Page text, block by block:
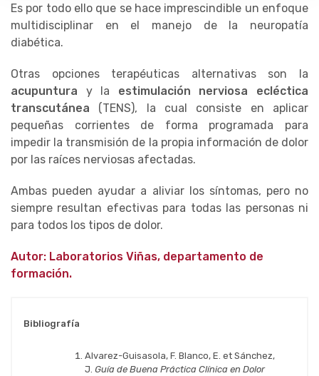
Es por todo ello que se hace imprescindible un enfoque
multidisciplinar en el manejo de la neuropatía
diabética.
Otras opciones terapéuticas alternativas son la
acupuntura y la estimulación nerviosa ecléctica
transcutánea (TENS), la cual consiste en aplicar
pequeñas corrientes de forma programada para
impedir la transmisión de la propia información de dolor
por las raíces nerviosas afectadas.
Ambas pueden ayudar a aliviar los síntomas, pero no
siempre resultan efectivas para todas las personas ni
para todos los tipos de dolor.
Autor: Laboratorios Viñas, departamento de
formación.
Bibliografía
Alvarez-Guisasola, F. Blanco, E. et Sánchez,
J. Guía de Buena Práctica Clínica en Dolor